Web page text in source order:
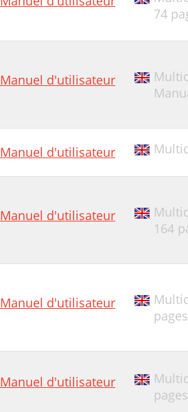
74
Manuel d'utilisateur
Manuel d'utilisateur
Manuel d'utilisateur
164
Manuel d'utilisateur
pages
Manuel d'utilisateur
pages